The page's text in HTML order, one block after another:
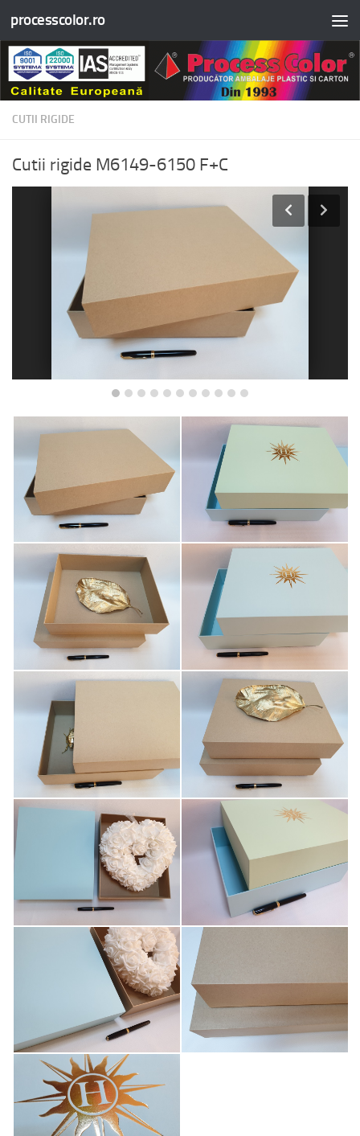
Skip to content
processcolor.ro
CUTII RIGIDE
Cutii rigide M6149-6150 F+C